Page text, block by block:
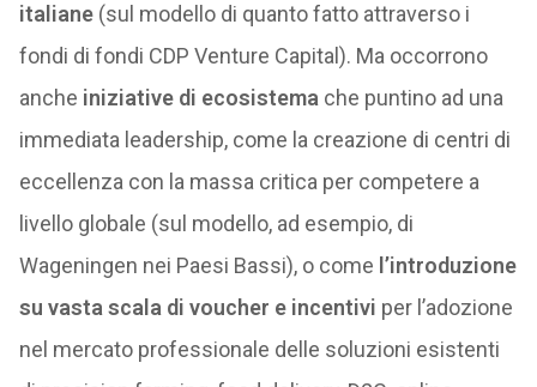
italiane(sul modello di quanto fatto attraverso i
fondi di fondi CDP Venture Capital). Ma occorrono
anche iniziative di ecosistema che puntino ad una
immediata leadership, come la creazione di centri di
eccellenza con la massa critica per competere a
livello globale (sul modello, ad esempio, di
Wageningen nei Paesi Bassi), o come l’introduzione
su vasta scala di voucher e incentivi per l’adozione
nel mercato professionale delle soluzioni esistenti